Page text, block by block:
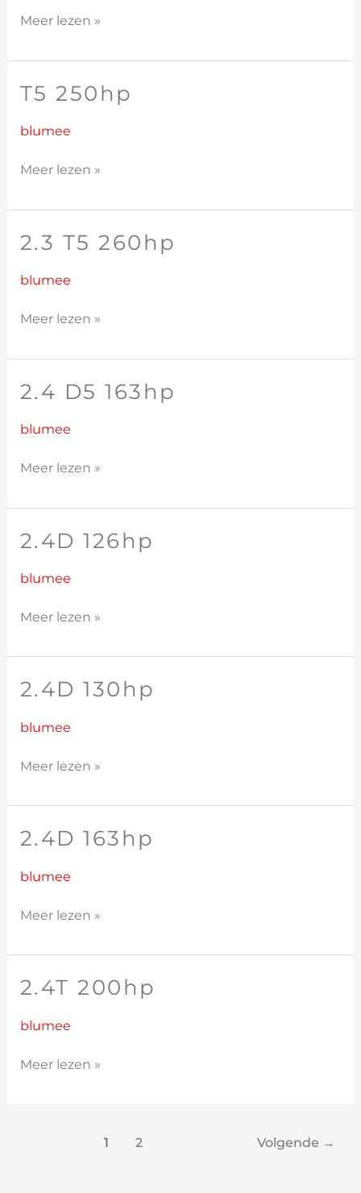
Meer lezen »
T5 250hp
blumee
T5
Meer lezen »
2.3 T5 260hp
blumee
2.3
260hp
Meer lezen »
2.4 D5 163hp
blumee
2.4
163hp
Meer lezen »
2.4D 126hp
blumee
2.4D
Meer lezen »
2.4D 130hp
blumee
2.4D
Meer lezen »
2.4D 163hp
blumee
2.4D
Meer lezen »
2.4T 200hp
blumee
2.4T
Meer lezen »
1 2 Volgende →